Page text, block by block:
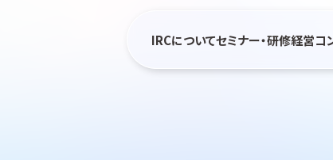
IRCについてセミナー・研修経営コ